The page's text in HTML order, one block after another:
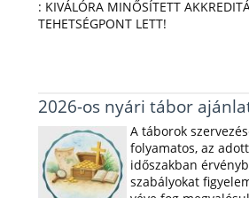
: KIVÁLÓRA MINŐSÍTETT
TEHETSÉGPONT LETT!
2026-os nyári tábor
A táborok
folyamatos, az adott
időszakban
szabályokat